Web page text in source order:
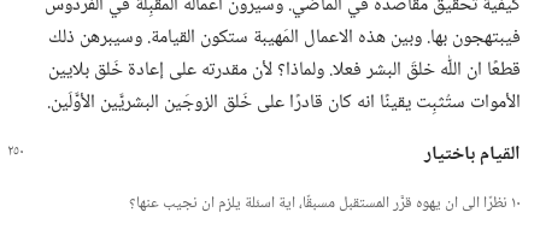
فيبتهجون بها.‏ وبين هذه الاعمال المَهيبة ستكون القيامة.‏ وسيبرهن ذلك
قطعًا ان اللّٰه خلقَ البشر فعلا.‏ ولماذا؟‏ لأن مقدرته على إعادة خَلق بلايين
الأموات ستُثبِت يقينًا انه كان قادرًا على خَلق الزوجَين البشريَّين الأوَّلَين.‏
القيام باختيار
١٠ نظرًا الى ان يهوه قرَّر المستقبل مسبقًا،‏ اية اسئلة يلزم ان نجيب عنها؟‏